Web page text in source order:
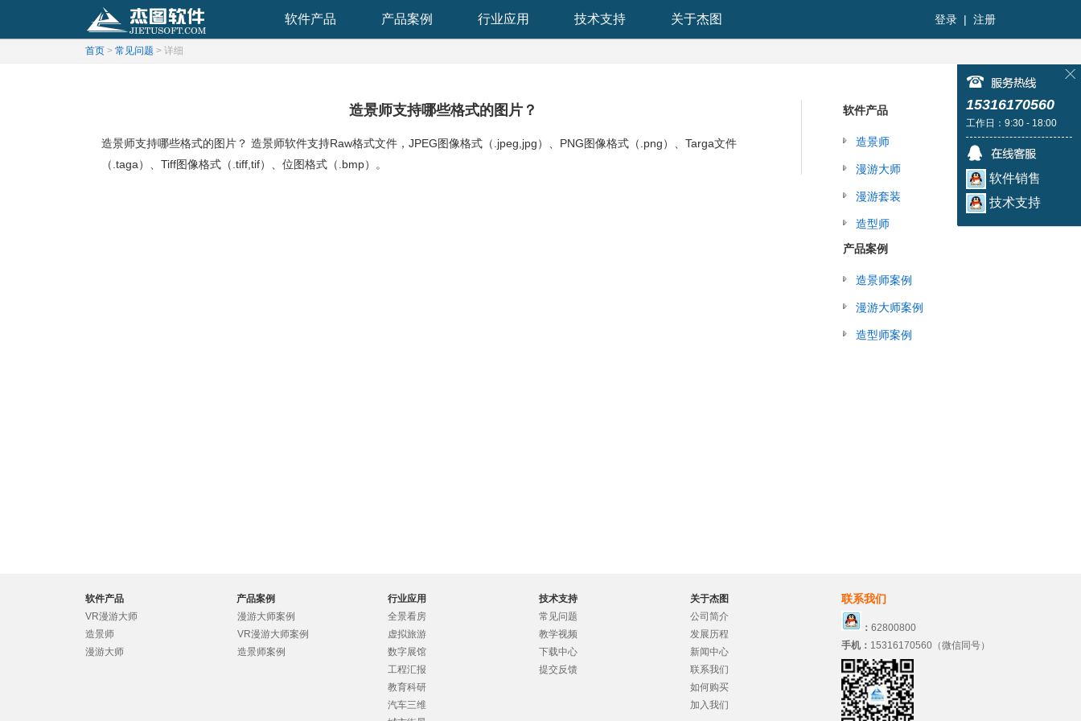
软件产品 产品案例 行业应用 技术支持 关于杰图 登录 | 注册
首页 > 常见问题 > 详细
造景师支持哪些格式的图片？
造景师支持哪些格式的图片？ 造景师软件支持Raw格式文件，JPEG图像格式（.jpeg,jpg）、PNG图像格式（.png）、Targa文件
（.taga）、Tiff图像格式（.tiff,tif）、位图格式（.bmp）。
软件产品
造景师
漫游大师
漫游套装
造型师
产品案例
造景师案例
漫游大师案例
造型师案例
软件产品
VR漫游大师
造景师
漫游大师
产品案例
漫游大师案例
VR漫游大师案例
造景师案例
行业应用
全景看房
虚拟旅游
数字展馆
工程汇报
教育科研
汽车三维
技术支持
常见问题
教学视频
下载中心
提交反馈
关于杰图
公司简介
发展历程
新闻中心
联系我们
如何购买
加入我们
联系我们
： 62800800
手机： 15316170560（微信同号）
15316170560
工作日：9:30 - 18:00
软件销售
技术支持